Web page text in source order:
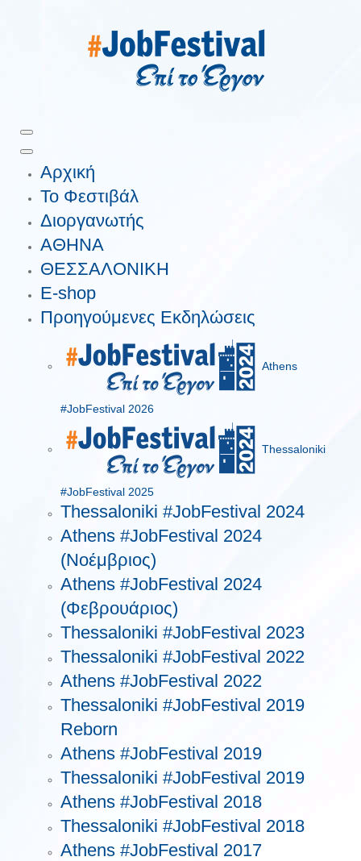
Αρχική
Το Φεστιβάλ
Διοργανωτής
ΑΘΗΝΑ
ΘΕΣΣΑΛΟΝΙΚΗ
E-shop
Προηγούμενες Εκδηλώσεις
Athens
#JobFestival 2026
Thessaloniki
#JobFestival 2025
Thessaloniki #JobFestival 2024
Athens #JobFestival 2024
(Νοέμβριος)
Athens #JobFestival 2024
(Φεβρουάριος)
Thessaloniki #JobFestival 2023
Thessaloniki #JobFestival 2022
Athens #JobFestival 2022
Thessaloniki #JobFestival 2019
Reborn
Athens #JobFestival 2019
Thessaloniki #JobFestival 2019
Athens #JobFestival 2018
Thessaloniki #JobFestival 2018
Athens #JobFestival 2017